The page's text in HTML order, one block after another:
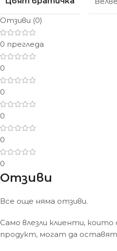
Отзиви (0)
0 прегледа
0
0
0
0
0
Отзиви
Все още няма отзиви.
Само влезли клиенти, които
продукт, могат да